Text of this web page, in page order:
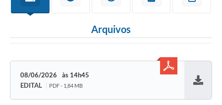
Arquivos
08/06/2026
14h45
EDITAL
PDF - 1,84 MB